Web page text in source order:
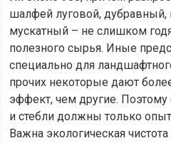
шалфей луговой, дубравный,
мускатный – не слишком
полезного сырья. Иные
специально для
прочих некоторые дают
эффект, чем другие. Поэтому
и стебли должны только
Важна экологическая